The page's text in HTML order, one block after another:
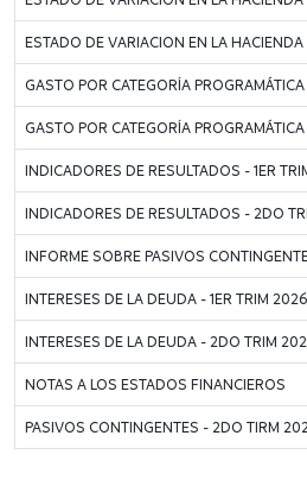
ESTADO DE VARIACION EN LA
GASTO POR CATEGORÍA
GASTO POR CATEGORÍA
INDICADORES DE RESULTADOS - 1ER
INDICADORES DE RESULTADOS - 2DO
INFORME SOBRE PASIVOS
INTERESES DE LA DEUDA - 1ER TRIM 2026
INTERESES DE LA DEUDA - 2DO TRIM
NOTAS A LOS ESTADOS FINANCIEROS
PASIVOS CONTINGENTES - 2DO TIRM